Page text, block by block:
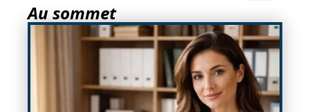
Au sommet